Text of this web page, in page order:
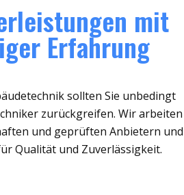
mit
Erfahrung
sollten Sie unbedingt
zurückgreifen. Wir arbeiten
und geprüften Anbietern und
Qualität und Zuverlässigkeit.